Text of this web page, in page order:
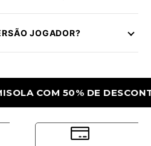
JOGADOR?
COM 50% DE DESCONTO